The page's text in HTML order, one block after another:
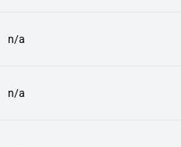
n/a
n/a